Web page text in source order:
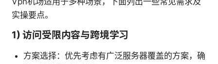
实操要点。
1) 访问受限内容与跨境学习
方案选择：优先考虑有广泛服务器覆盖的方案，确